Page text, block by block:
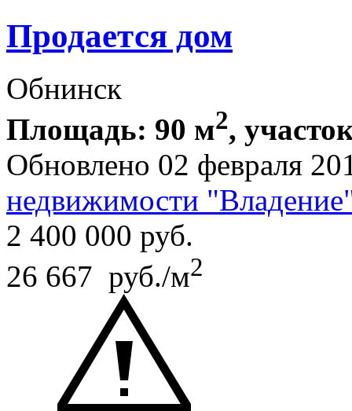
Продается дом
Обнинск
Площадь: 90 м2,
Обновлено 02 февраля
недвижимости
2 400 000 руб.
26 667 руб./м2